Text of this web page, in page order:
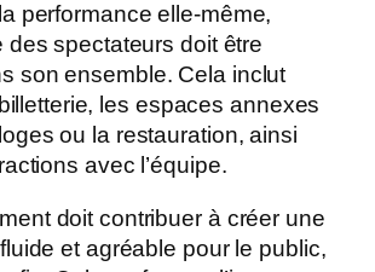
performance elle-même,
des spectateurs doit être
son ensemble. Cela inclut
billetterie, les espaces annexes
ou la restauration, ainsi
avec l’équipe.
doit contribuer à créer une
et agréable pour le public,